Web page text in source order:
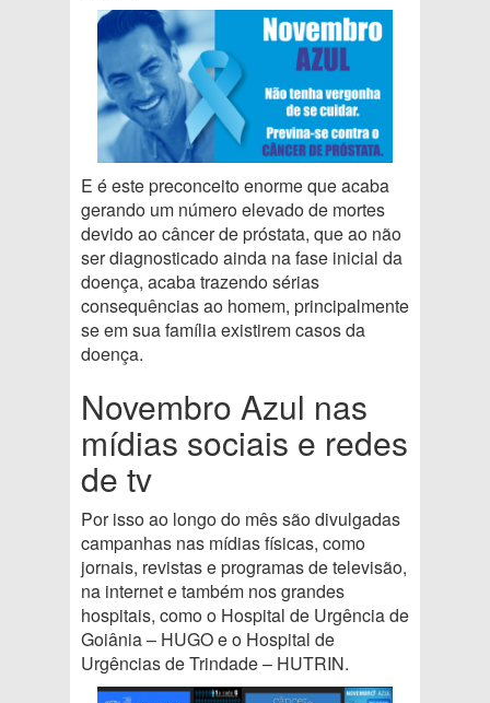
E é este preconceito enorme que acaba
gerando um número elevado de mortes
devido ao câncer de próstata, que ao não
ser diagnosticado ainda na fase inicial da
doença, acaba trazendo sérias
consequências ao homem, principalmente
se em sua família existirem casos da
doença.
Novembro Azul nas
mídias sociais e redes
de tv
Por isso ao longo do mês são divulgadas
campanhas nas mídias físicas, como
jornais, revistas e programas de televisão,
na internet e também nos grandes
hospitais, como o Hospital de Urgência de
Goiânia – HUGO e o Hospital de
Urgências de Trindade – HUTRIN.